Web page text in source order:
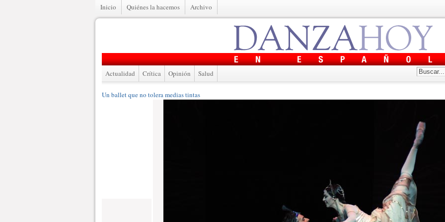
Inicio Quiénes la hacemos Archivo
Actualidad Crítica Opinión Salud
Un ballet que no tolera medias tintas